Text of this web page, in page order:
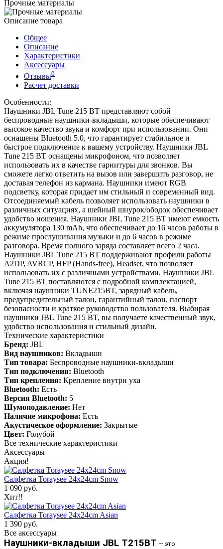
Прочные материалы
Описание товара
Общее
Описание
Характеристики
Аксессуары
Отзывы0
Расчет доставки
Особенности:
Наушники JBL Tune 215 BT представляют собой
беспроводные наушники-вкладыши, которые обеспечивают
высокое качество звука и комфорт при использовании. Они
оснащены Bluetooth 5.0, что гарантирует стабильное и
быстрое подключение к вашему устройству. Наушники JBL
Tune 215 BT оснащены микрофоном, что позволяет
использовать их в качестве гарнитуры для звонков. Вы
сможете легко ответить на вызов или завершить разговор, не
доставая телефон из кармана. Наушники имеют RGB
подсветку, которая придает им стильный и современный вид.
Отсоединяемый кабель позволяет использовать наушники в
различных ситуациях, а шейный шнурок/ободок обеспечивает
удобство ношения. Наушники JBL Tune 215 BT имеют емкость
аккумулятора 130 mAh, что обеспечивает до 16 часов работы в
режиме прослушивания музыки и до 6 часов в режиме
разговора. Время полного заряда составляет всего 2 часа.
Наушники JBL Tune 215 BT поддерживают профили работы
A2DP, AVRCP, HFP (Hands-free), Headset, что позволяет
использовать их с различными устройствами. Наушники JBL
Tune 215 BT поставляются с подробной комплектацией,
включая наушники TUNE215BT, зарядный кабель,
предупредительный талон, гарантийный талон, паспорт
безопасности и краткое руководство пользователя. Выбирая
наушники JBL Tune 215 BT, вы получаете качественный звук,
удобство использования и стильный дизайн.
Технические характеристики
Бренд: JBL
Вид наушников: Вкладыши
Тип товара: Беспроводные наушники-вкладыши
Тип подключения: Bluetooth
Тип крепления: Крепление внутри уха
Bluetooth: Есть
Версия Bluetooth: 5
Шумоподавление: Нет
Наличие микрофона: Есть
Акустическое оформление: Закрытые
Цвет: Голубой
Все технические характеристики
Аксессуары
Акция!
Салфетка Toraysee 24x24cm Snow
1 090 руб.
Хит!!
Салфетка Toraysee 24x24cm Asian
1 390 руб.
Все аксессуары
Наушники-вкладыши JBL T215BT — это